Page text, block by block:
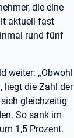
die eine
aktuell fast
rund fünf
weiter: „Obwohl
liegt die Zahl der
gleichzeitig
So sank im
1,5 Prozent.